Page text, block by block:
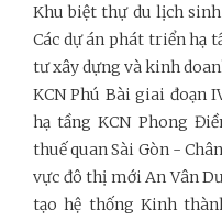
Khu biệt thự du lịch sinh
Các dự án phát triển hạ
tư xây dựng và kinh
KCN Phú Bài giai đoạn
hạ tầng KCN Phong
thuế quan Sài Gòn -
vực đô thị mới An Vân
tạo hệ thống Kinh